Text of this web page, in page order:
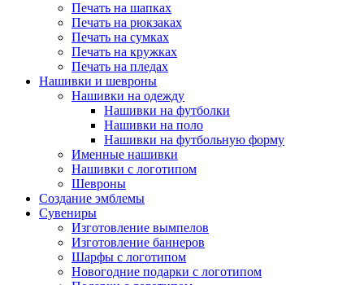
Печать на шапках
Печать на рюкзаках
Печать на сумках
Печать на кружках
Печать на пледах
Нашивки и шевроны
Нашивки на одежду
Нашивки на футболки
Нашивки на поло
Нашивки на футбольную форму
Именные нашивки
Нашивки с логотипом
Шевроны
Создание эмблемы
Сувениры
Изготовление вымпелов
Изготовление баннеров
Шарфы с логотипом
Новогодние подарки с логотипом